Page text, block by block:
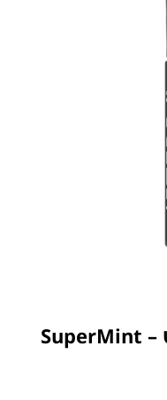
כדוריות תערובת סופרמינט – SuperMint